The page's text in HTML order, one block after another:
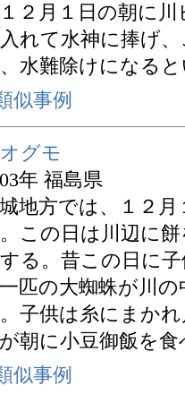
１２月１日の朝に
れて水神に捧げ
水難除けになる
似事例
グモ
年 福島県
地方では、１２
この日は川辺に
る。昔この日に
匹の大蜘蛛が川
子供は糸にまか
朝に小豆御飯を
似事例